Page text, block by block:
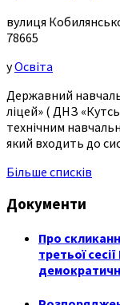
вулиця
78665
уОсвіта
Державний
ліцей» ( ДНЗ
технічним
який входить до
Більше списків
Документи
Про
третьої